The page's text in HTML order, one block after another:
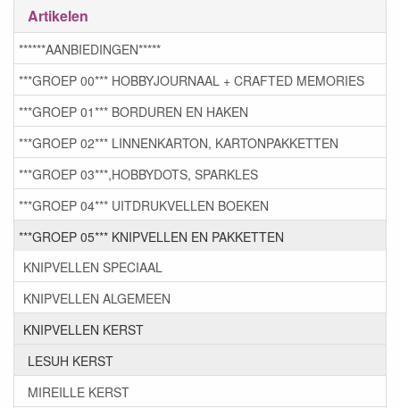
Artikelen
******AANBIEDINGEN*****
***GROEP 00*** HOBBYJOURNAAL + CRAFTED MEMORIES
***GROEP 01*** BORDUREN EN HAKEN
***GROEP 02*** LINNENKARTON, KARTONPAKKETTEN
***GROEP 03***,HOBBYDOTS, SPARKLES
***GROEP 04*** UITDRUKVELLEN BOEKEN
***GROEP 05*** KNIPVELLEN EN PAKKETTEN
KNIPVELLEN SPECIAAL
KNIPVELLEN ALGEMEEN
KNIPVELLEN KERST
LESUH KERST
MIREILLE KERST